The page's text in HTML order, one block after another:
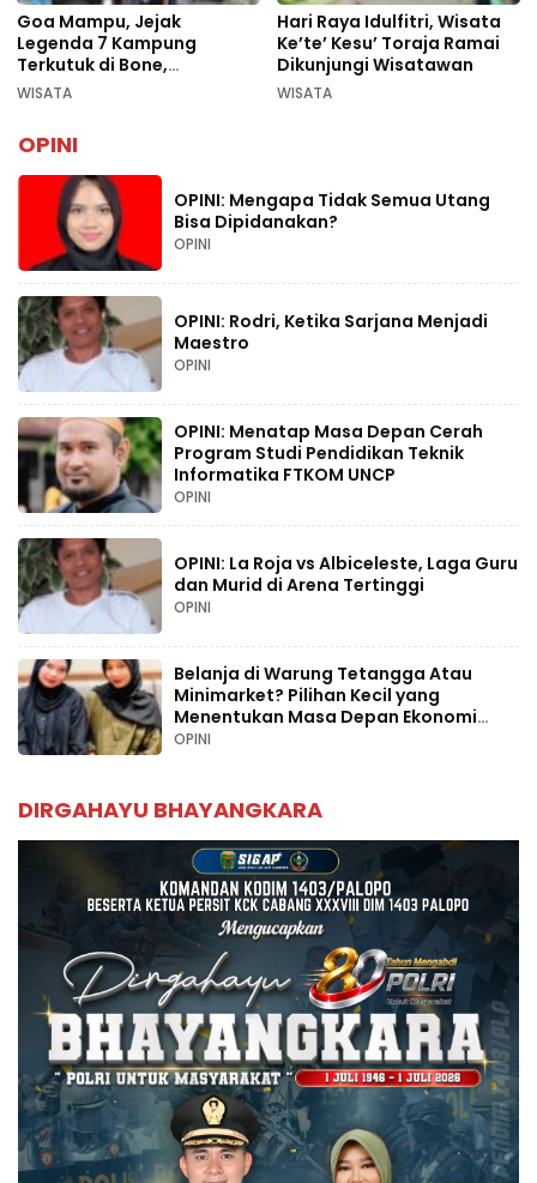
Goa Mampu, Jejak
Legenda 7 Kampung
Terkutuk di Bone,
Rekomendasi Liburan
WISATA
Hari Raya Idulfitri, Wisata
Ke’te’ Kesu’ Toraja Ramai
Dikunjungi Wisatawan
WISATA
OPINI
OPINI: Mengapa Tidak Semua Utang
Bisa Dipidanakan?
OPINI
OPINI: Rodri, Ketika Sarjana Menjadi
Maestro
OPINI
OPINI: Menatap Masa Depan Cerah
Program Studi Pendidikan Teknik
Informatika FTKOM UNCP
OPINI
OPINI: La Roja vs Albiceleste, Laga Guru
dan Murid di Arena Tertinggi
OPINI
Belanja di Warung Tetangga Atau
Minimarket? Pilihan Kecil yang
Menentukan Masa Depan Ekonomi
Palopo
OPINI
DIRGAHAYU BHAYANGKARA